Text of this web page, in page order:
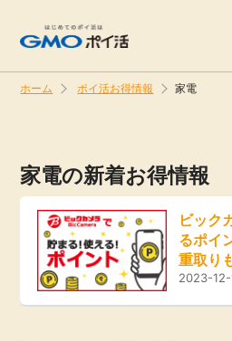
ホーム ポイ活お得情報 家電
お知らせ
新着
高還元
旅行・レンタカー
無料サービス
エンタメ
家電の新着お得情報
ビック
るポイ
重取り
2023-12-